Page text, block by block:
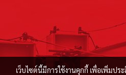
เว็บไซต์นี้มีการใช้งานคุกกี้ เพื่อเพิ่มป